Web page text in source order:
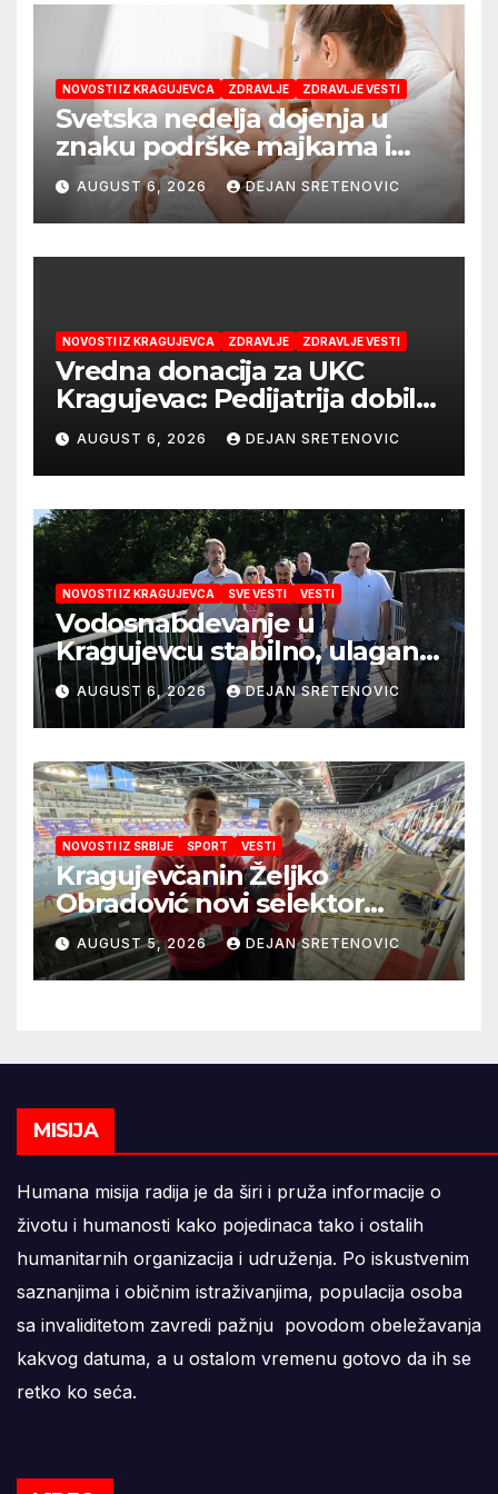
NOVOSTI IZ KRAGUJEVCA ZDRAVLJE ZDRAVLJE VESTI
Svetska nedelja dojenja u
znaku podrške majkama i
najboljeg početka života
AUGUST 6, 2026 DEJAN SRETENOVIC
NOVOSTI IZ KRAGUJEVCA ZDRAVLJE ZDRAVLJE VESTI
Vredna donacija za UKC
Kragujevac: Pedijatrija dobila
mobilni rendgen i mikroskop
vredne 9,6 miliona dinara
AUGUST 6, 2026 DEJAN SRETENOVIC
NOVOSTI IZ KRAGUJEVCA SVE VESTI VESTI
Vodosnabdevanje u
Kragujevcu stabilno, ulaganja
obezbedila sigurnije
snabdevanje
AUGUST 6, 2026 DEJAN SRETENOVIC
NOVOSTI IZ SRBIJE SPORT VESTI
Kragujevčanin Željko
Obradović novi selektor
Atletske reprezentacije Srbije
AUGUST 5, 2026 DEJAN SRETENOVIC
MISIJA
Humana misija radija je da širi i pruža informacije o
životu i humanosti kako pojedinaca tako i ostalih
humanitarnih organizacija i udruženja. Po iskustvenim
saznanjima i običnim istraživanjima, populacija osoba
sa invaliditetom zavredi pažnju povodom obeležavanja
kakvog datuma, a u ostalom vremenu gotovo da ih se
retko ko seća.